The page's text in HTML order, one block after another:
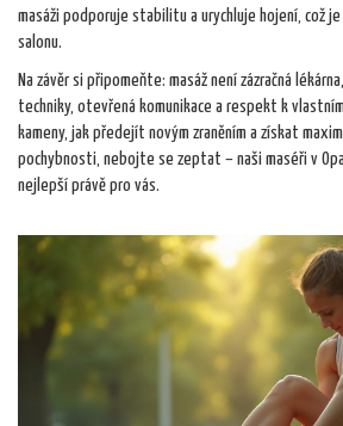
masáži podporuje stabilitu a urychluje hojení, což
salonu.
Na závěr si připomeňte: masáž není zázračná
techniky, otevřená komunikace a respekt k
kameny, jak předejít novým zraněním a získat
pochybnosti, nebojte se zeptat – naši maséři v
nejlepší právě pro vás.